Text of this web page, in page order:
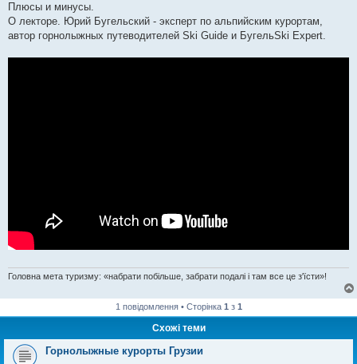
Плюсы и минусы.
О лекторе. Юрий Бугельский - эксперт по альпийским курортам,
автор горнолыжных путеводителей Ski Guide и БугельSki Expert.
Головна мета туризму: «набрати побільше, забрати подалі і там все це з'їсти»!
1 повідомлення • Сторінка 1 з 1
Схожі теми
Горнолыжные курорты Грузии